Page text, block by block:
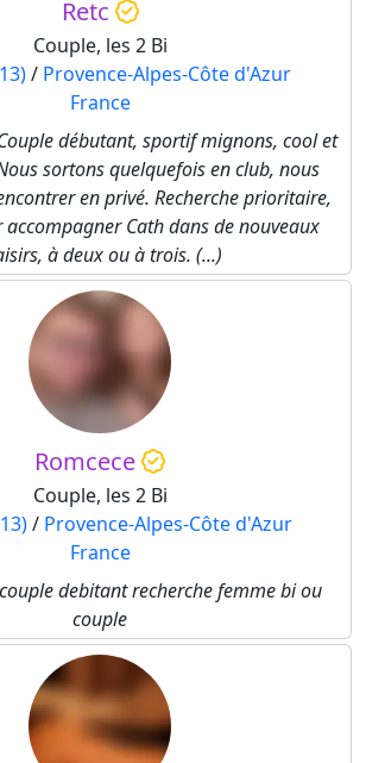
Retc
Couple, les 2 Bi
/ Provence-Alpes-Côte d'Azur
France
débutant, sportif mignons, cool et
sortons quelquefois en club, nous
en privé. Recherche prioritaire,
Cath dans de nouveaux
à deux ou à trois. (...)
Romcece
Couple, les 2 Bi
/ Provence-Alpes-Côte d'Azur
France
debitant recherche femme bi ou
couple